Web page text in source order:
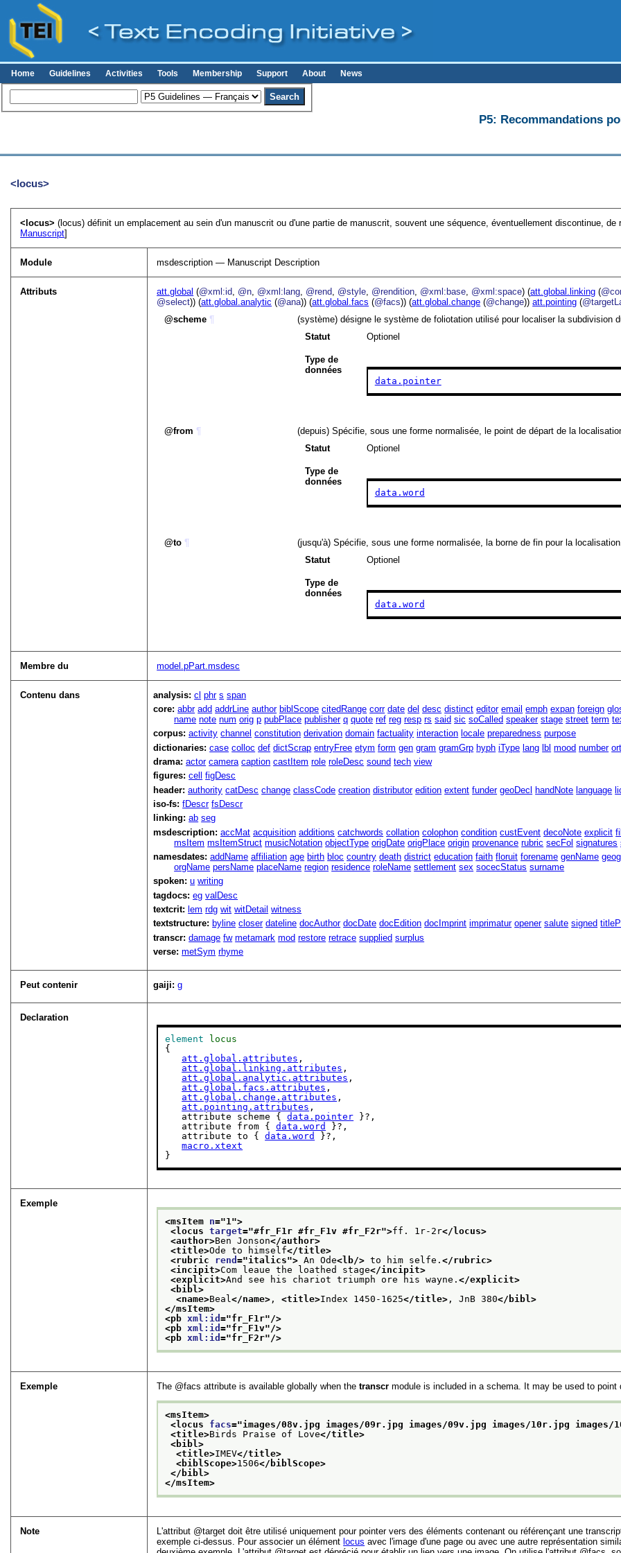
Home Guidelines Activities Tools Membership Support About News
P5: Recommandations
<locus>
<locus>(locus) définit un emplacement au sein d'un manuscrit ou d'une partie de manuscrit, souvent une séquence, éventuellement discontinue, de
Manuscript]
Module msdescription — Manuscript Description
Attributs att.global (@xml:id @n @xml:lang @rend @style @rendition @xml:base @xml:space) (att.global.linking (
@select)) (att.global.analytic (@ana)) (att.global.facs (@facs)) (att.global.change (@change))att.pointing (
scheme ¶
(système) désigne le système de foliotation utilisé pour localiser la subdivision
Statut
Optionel
Type de
données
data.pointer
from ¶
(depuis) Spécifie, sous une forme normalisée, le point de départ de la
Statut
Optionel
Type de
données
data.word
to ¶
(jusqu'à) Spécifie, sous une forme normalisée, la borne de fin pour la localisation.
Statut
Optionel
Type de
données
data.word
Membre du model.pPart.msdesc
Contenu dans analysis:cl phr s span
core:abbr add addrLine author biblScope citedRange corr date del desc distinct editor email emph expan foreign
name note num orig p pubPlace publisher q quote ref reg resp rs said sic soCalled speaker stage street term
corpus:activity channel constitution derivation domain factuality interaction locale preparedness purpose
dictionaries:case colloc def dictScrap entryFree etym form gen gram gramGrp hyph iType lang lbl mood number
drama:actor camera caption castItem role roleDesc sound tech view
figures:cell
figDesc
header:authority catDesc change classCode creation distributor edition extent funder geoDecl handNote language
iso-fs:fDescr fsDescr
linking:ab seg
msdescription:accMat acquisition additions catchwords collation colophon condition custEvent decoNote explicit
msItem msItemStruct musicNotation objectType origDate origPlace origin provenance rubric secFol signatures
namesdates:addName affiliation age birth bloc country death district education faith floruit forename genName
orgName persName placeName region residence roleName settlement sex socecStatus surname
spoken:u writing
tagdocs:eg valDesc
textcrit: lem rdg wit witDetail witness
textstructure: byline closer dateline docAuthor docDate docEdition docImprint imprimatur opener salute signed
transcr:damage fw metamark mod restore retrace supplied surplus
verse:metSym rhyme
Peut contenir gaiji:g
Declaration
element
locus
{
att.global.attributes ,
att.global.linking.attributes ,
att.global.analytic.attributes ,
att.global.facs.attributes ,
att.global.change.attributes ,
att.pointing.attributes ,
   attribute scheme {
data.pointer }?,
   attribute from {
data.word
}?,
   attribute to {
data.word
}?,
macro.xtext
}
Exemple
<msItem n="1">
<locus target="#fr_F1r #fr_F1v #fr_F2r">ff. 1r-2r</locus>
<author>Ben Jonson</author>
<title>Ode to himself</title>
<rubric rend="italics"> An Ode<lb/> to him selfe.</rubric>
<incipit>Com leaue the loathed stage</incipit>
<explicit>And see his chariot triumph ore his wayne.</explicit>
<bibl>
<name>Beal</name> , <title>Index 1450-1625</title> , JnB 380</bibl>
</msItem>
<pb xml:id="fr_F1r"/>
<pb xml:id="fr_F1v"/>
<pb xml:id="fr_F2r"/>
Exemple The facs attribute is available globally when thetranscr module is included in a schema. It may be used to
<msItem>
<locus facs="images/08v.jpg images/09r.jpg images/09v.jpg images/10r.jpg images/
<title>Birds Praise of Love</title>
<bibl>
<title>IMEV</title>
<biblScope>1506</biblScope>
</bibl>
</msItem>
Note L'attribut target doit être utilisé uniquement pour pointer vers des éléments contenant ou référençant une
exemple ci-dessus. Pour associer un élément locus avec l'image d'une page ou avec une autre représentation